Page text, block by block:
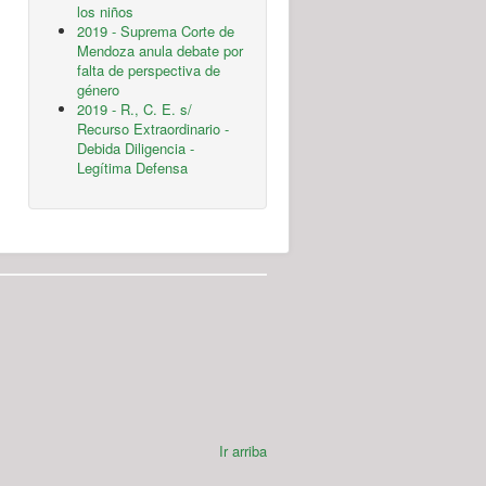
los niños
2019 - Suprema Corte de
Mendoza anula debate por
falta de perspectiva de
género
2019 - R., C. E. s/
Recurso Extraordinario -
Debida Diligencia -
Legítima Defensa
Ir arriba